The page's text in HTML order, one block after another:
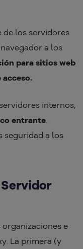
de los servidores
a los
para sitios web
internos,
entrante
seguridad a los
organizaciones e
La primera (y